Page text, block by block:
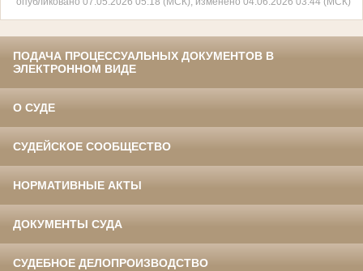
ПОДАЧА ПРОЦЕССУАЛЬНЫХ ДОКУМЕНТОВ В
ЭЛЕКТРОННОМ ВИДЕ
О СУДЕ
СУДЕЙСКОЕ СООБЩЕСТВО
НОРМАТИВНЫЕ АКТЫ
ДОКУМЕНТЫ СУДА
СУДЕБНОЕ ДЕЛОПРОИЗВОДСТВО